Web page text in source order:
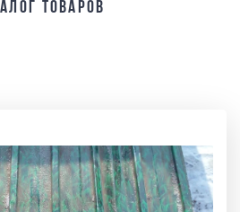
товаров